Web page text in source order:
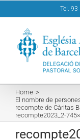
to
Tel. 93
Home
El nombre de
recompte de Càritas
recompte2023_2-